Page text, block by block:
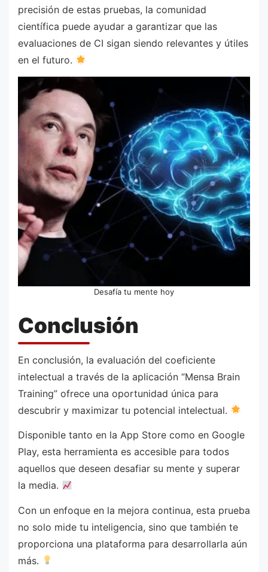
precisión de estas pruebas, la comunidad
científica puede ayudar a garantizar que las
evaluaciones de CI sigan siendo relevantes y útiles
en el futuro.
Desafía tu mente hoy
Conclusión
En conclusión, la evaluación del coeficiente
intelectual a través de la aplicación “Mensa Brain
Training” ofrece una oportunidad única para
descubrir y maximizar tu potencial intelectual.
Disponible tanto en la App Store como en Google
Play, esta herramienta es accesible para todos
aquellos que deseen desafiar su mente y superar
la media.
Con un enfoque en la mejora continua, esta prueba
no solo mide tu inteligencia, sino que también te
proporciona una plataforma para desarrollarla aún
más.